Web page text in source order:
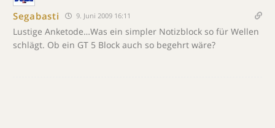
Segabasti 9. Juni 2009 16:11
Lustige Anketode…Was ein simpler Notizblock so für Wellen
schlägt. Ob ein GT 5 Block auch so begehrt wäre?